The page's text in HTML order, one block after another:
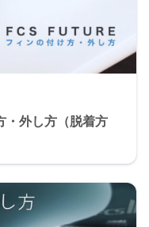
・外し方（脱着方